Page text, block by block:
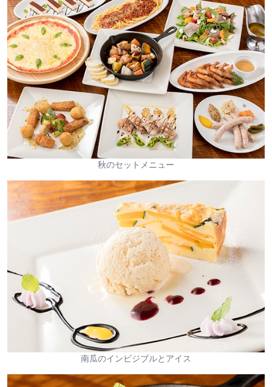
秋のセットメニュー
南瓜のインビジブルとアイス